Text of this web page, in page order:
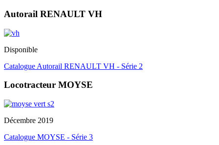
Autorail RENAULT VH
Disponible
Catalogue Autorail RENAULT VH - Série 2
Locotracteur MOYSE
Décembre 2019
Catalogue MOYSE - Série 3